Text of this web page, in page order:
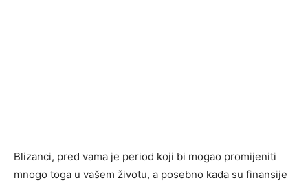
Blizanci, pred vama je period koji bi mogao promijeniti
mnogo toga u vašem životu, a posebno kada su finansije